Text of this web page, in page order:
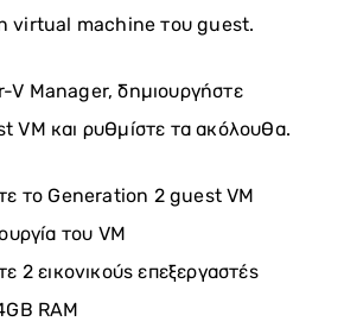
virtual machine του guest.
V Manager, δημιουργήστε
VM και ρυθμίστε τα ακόλουθα.
το Generation 2 guest VM
του VM
2 εικονικούς επεξεργαστές
RAM